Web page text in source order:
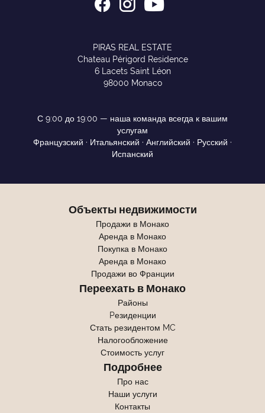
PIRAS REAL ESTATE
Chateau Périgord Residence
6 Lacets Saint Léon
98000 Monaco
С 9:00 до 19:00 — наша команда всегда к вашим
услугам
Французский · Итальянский · Английский · Русский ·
Испанский
Объекты недвижимости
Продажи в Монако
Аренда в Монако
Покупка в Монако
Аренда в Монако
Продажи во Франции
Переехать в Монако
Районы
Pезиденции
Стать резидентом MC
Налогообложение
Стоимость услуг
Подробнее
Про нас
Наши услуги
Контакты